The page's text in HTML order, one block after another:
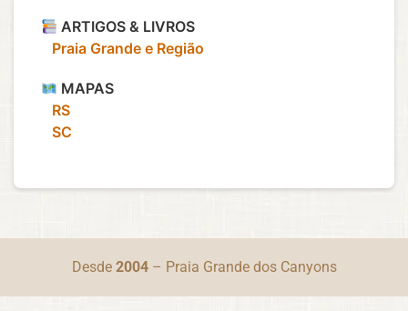
ARTIGOS & LIVROS
‎ ‎ ‎ Praia Grande e Região
MAPAS
‎ ‎ ‎ RS
‎ ‎ ‎ SC
Desde 2004– Praia Grande dos Canyons